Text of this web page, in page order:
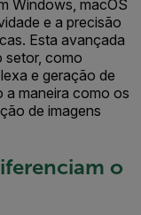
Windows, macOS
e a precisão
Esta avançada
setor, como
e geração de
maneira como os
de imagens
o